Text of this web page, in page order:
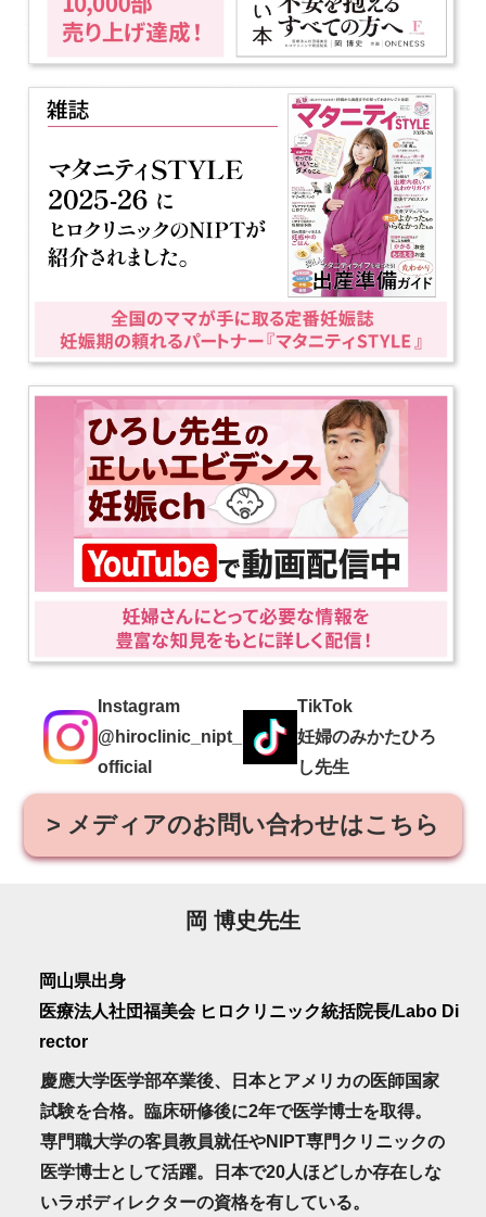
Instagram
@hiroclinic_nipt_
official
TikTok
妊婦のみかたひろ
し先生
> メディアのお問い合わせはこちら
岡 博史先生
岡山県出身
医療法人社団福美会 ヒロクリニック統括院長/Labo Di
rector
慶應大学医学部卒業後、日本とアメリカの医師国家
試験を合格。臨床研修後に2年で医学博士を取得。
専門職大学の客員教員就任やNIPT専門クリニックの
医学博士として活躍。日本で20人ほどしか存在しな
いラボディレクターの資格を有している。